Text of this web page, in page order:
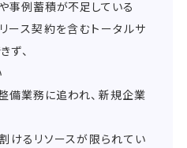
事例蓄積が不足している
ース契約を含むトータルサ
ず、
備業務に追われ、新規企業
けるリソースが限られてい